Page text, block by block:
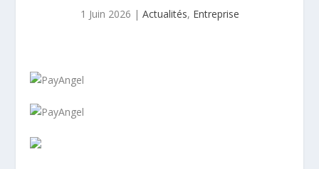
1 Juin 2026 | Actualités, Entreprise